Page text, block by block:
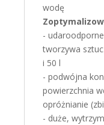
wodę
-
tworzywa
i 50 l
- podwójna
powierzchnia
opróżnianie
- duże,